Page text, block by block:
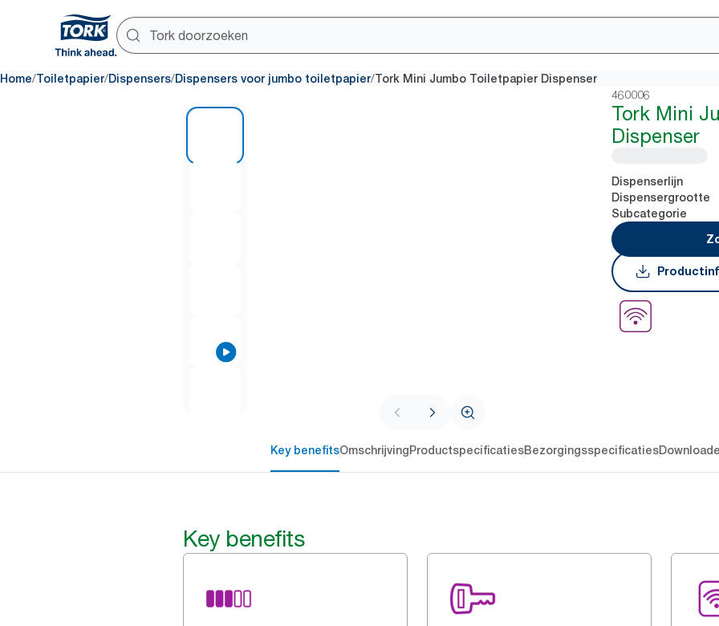
Home/Toiletpapier/Dispensers/Dispensers voor jumbo toiletpapier/Tork Mini Jumbo Toiletpapier Dispenser
460006
Tork Mini
Dispenser
Dispenserlijn
Dispensergrootte
Subcategorie
Key benefitsOmschrijvingProductspecificatiesBezorgingsspecificaties
Key benefits